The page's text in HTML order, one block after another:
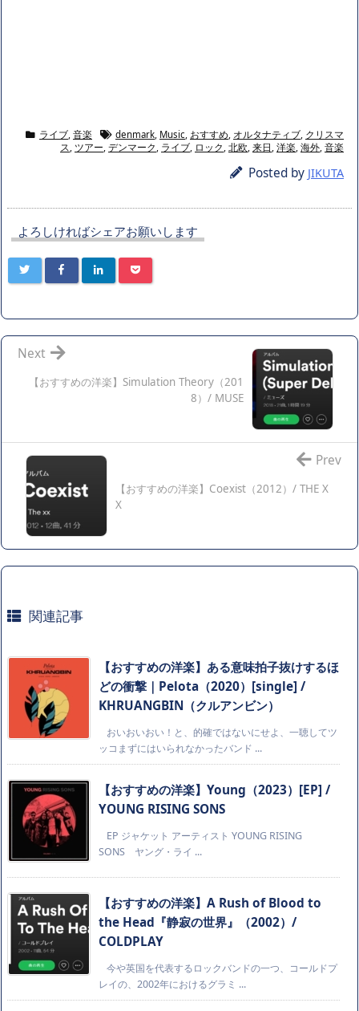
ライブ 音楽 denmark Music おすすめ オルタナティブ クリスマ
ス ツアー デンマーク ライブ ロック 北欧 来日 洋楽 海外 音楽
Posted by JIKUTA
よろしければシェアお願いします
【おすすめの洋楽】Simulation Theory（201
8）/ MUSE
Next
【おすすめの洋楽】Coexist（2012）/ THE X
X
Prev
関連記事
【おすすめの洋楽】ある意味拍子抜けするほ
どの衝撃｜Pelota（2020）[single] /
KHRUANGBIN（クルアンビン）
おいおいおい！と、的確ではないにせよ、一聴してツ
ッコまずにはいられなかったバンド ...
【おすすめの洋楽】Young（2023）[EP] /
YOUNG RISING SONS
EP ジャケット アーティスト YOUNG RISING
SONS ヤング・ライ ...
【おすすめの洋楽】A Rush of Blood to
the Head『静寂の世界』（2002）/
COLDPLAY
今や英国を代表するロックバンドの一つ、コールドプ
レイの、2002年におけるグラミ ...